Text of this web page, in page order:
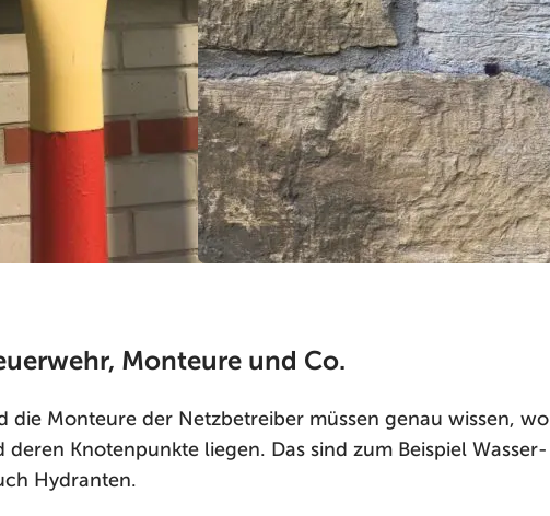
Monteure und Co.
die Monteure der Netzbetreiber müssen genau wissen, wo
Knotenpunkte liegen. Das sind zum Beispiel Wasser-
Hydranten.